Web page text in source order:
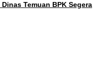
Temuan BPK Segera